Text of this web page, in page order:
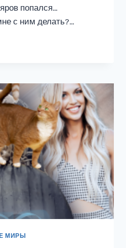
попался…
с ним делать?…
МИРЫ